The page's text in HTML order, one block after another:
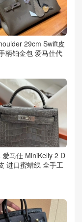
29cm Swift皮
柄铂金包 爱马仕代
爱马仕 MiniKelly 2 D
进口蜜蜡线 全手工